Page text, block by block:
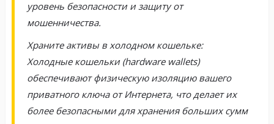
уровень безопасности и защиту от
мошенничества.
Храните активы в холодном кошельке:
Холодные кошельки (hardware wallets)
обеспечивают физическую изоляцию вашего
приватного ключа от Интернета, что делает их
более безопасными для хранения больших сумм